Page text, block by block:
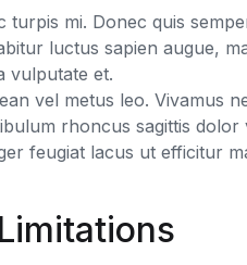
turpis mi. Donec quis
luctus sapien augue,
vulputate et.
vel metus leo. Vivamus
rhoncus sagittis dolor
feugiat lacus ut efficitur